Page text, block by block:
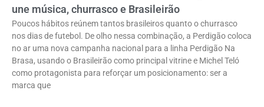
une música, churrasco e Brasileirão
Poucos hábitos reúnem tantos brasileiros quanto o churrasco
nos dias de futebol. De olho nessa combinação, a Perdigão coloca
no ar uma nova campanha nacional para a linha Perdigão Na
Brasa, usando o Brasileirão como principal vitrine e Michel Teló
como protagonista para reforçar um posicionamento: ser a
marca que